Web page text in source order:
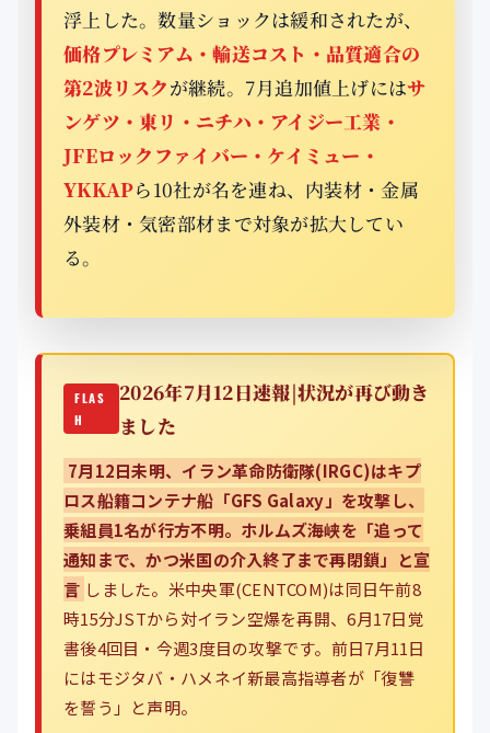
浮上した。数量ショックは緩和されたが、
価格プレミアム・輸送コスト・品質適合の
第2波リスクが継続。7月追加値上げにはサ
ンゲツ・東リ・ニチハ・アイジー工業・
JFEロックファイバー・ケイミュー・
YKKAPら10社が名を連ね、内装材・金属
外装材・気密部材まで対象が拡大してい
る。
2026年7月12日速報|状況が再び動き
ました
7月12日未明、イラン革命防衛隊(IRGC)はキプ
ロス船籍コンテナ船「GFS Galaxy」を攻撃し、
乗組員1名が行方不明。ホルムズ海峡を「追って
通知まで、かつ米国の介入終了まで再閉鎖」と宣
言 しました。米中央軍(CENTCOM)は同日午前8
時15分JSTから対イラン空爆を再開、6月17日覚
書後4回目・今週3度目の攻撃です。前日7月11日
にはモジタバ・ハメネイ新最高指導者が「復讐
を誓う」と声明。